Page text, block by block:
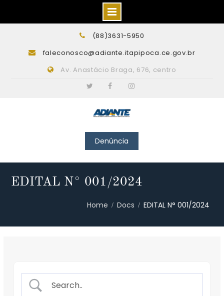
content
(88)3631-5950
faleconosco@adiante.itapipoca.ce.gov.br
Av. Anastácio Braga, 676, centro
Denúncia
EDITAL N° 001/2024
Home Docs EDITAL N° 001/2024